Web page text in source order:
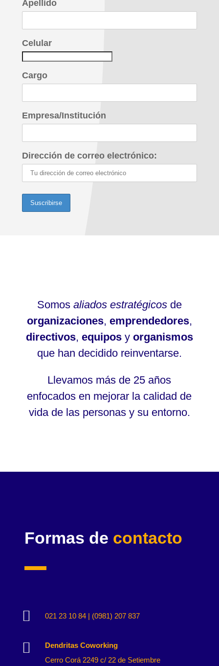
Apellido
Celular
Cargo
Empresa/Institución
Dirección de correo electrónico:
Somos aliados estratégicosde
organizaciones, emprendedores,
directivos, equiposy organismos
que han decidido reinventarse.
Llevamos más de 25 años
enfocados en mejorar la calidad de
vida de las personas y su entorno.
Formas de contacto
 021 23 10 84 | (0981) 207 837

Dendritas Coworking
Cerro Corá 2249 c/ 22 de Setiembre